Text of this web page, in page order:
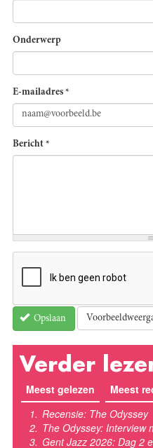
Onderwerp
E-mailadres *
Bericht *
Opslaan
Verder
Meest gelezen (actieve
Meest
Recensie: The Odyssey
The Odyssey: Interview
Gent Jazz 2026: Dag 2